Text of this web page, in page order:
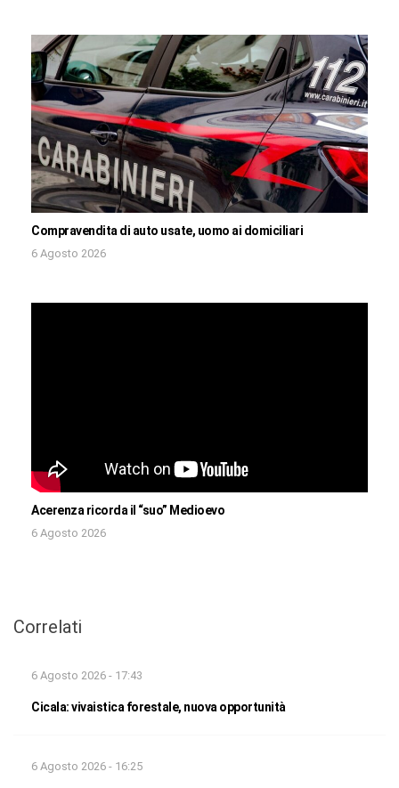
Compravendita di auto usate, uomo ai domiciliari
6 Agosto 2026
Acerenza ricorda il “suo” Medioevo
6 Agosto 2026
Correlati
6 Agosto 2026 - 17:43
Cicala: vivaistica forestale, nuova opportunità
6 Agosto 2026 - 16:25